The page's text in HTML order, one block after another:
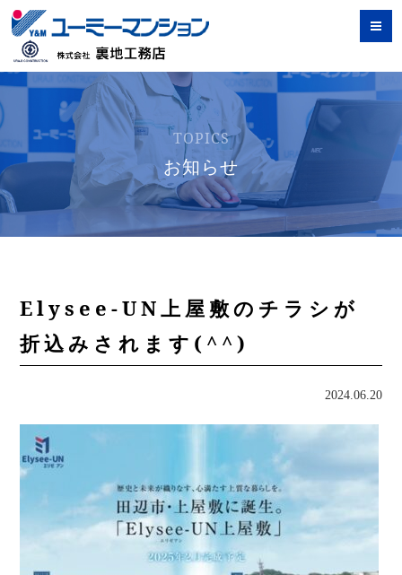
TOPICS
お知らせ
Elysee-UN上屋敷のチラシが
折込みされます(^^)
2024.06.20